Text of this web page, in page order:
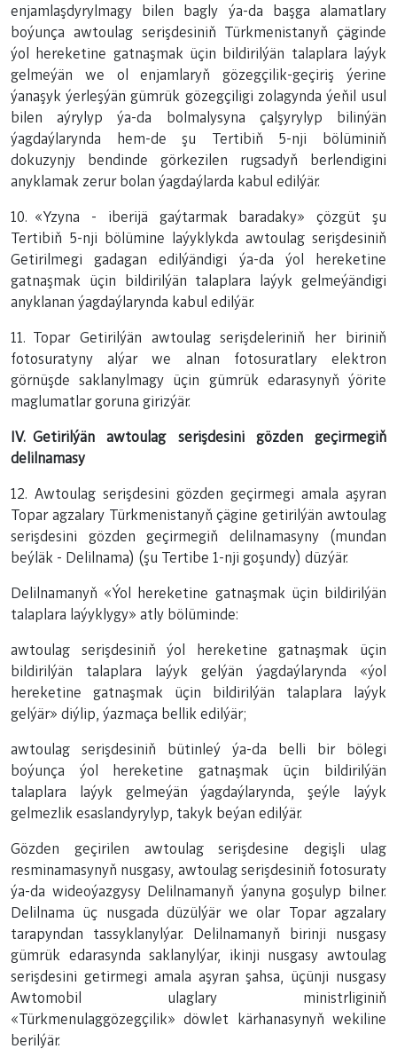
enjamlaşdyrylmagy bilen bagly ýa-da başga alamatlary
boýunça awtoulag serişdesiniň Türkmenistanyň çäginde
ýol hereketine gatnaşmak üçin bildirilýän talaplara laýyk
gelmeýän we ol enjamlaryň gözegçilik-geçiriş ýerine
ýanaşyk ýerleşýän gümrük gözegçiligi zolagynda ýeňil usul
bilen aýrylyp ýa-da bolmalysyna çalşyrylyp bilinýän
ýagdaýlarynda hem-de şu Tertibiň 5-nji bölüminiň
dokuzynjy bendinde görkezilen rugsadyň berlendigini
anyklamak zerur bolan ýagdaýlarda kabul edilýär.
10. «Yzyna - iberijä gaýtarmak baradaky» çözgüt şu
Tertibiň 5-nji bölümine laýyklykda awtoulag serişdesiniň
Getirilmegi gadagan edilýändigi ýa-da ýol hereketine
gatnaşmak üçin bildirilýän talaplara laýyk gelmeýändigi
anyklanan ýagdaýlarynda kabul edilýär.
11. Topar Getirilýän awtoulag serişdeleriniň her biriniň
fotosuratyny alýar we alnan fotosuratlary elektron
görnüşde saklanylmagy üçin gümrük edarasynyň ýörite
maglumatlar goruna girizýär.
IV. Getirilýän awtoulag serişdesini gözden geçirmegiň
delilnamasy
12. Awtoulag serişdesini gözden geçirmegi amala aşyran
Topar agzalary Türkmenistanyň çägine getirilýän awtoulag
serişdesini gözden geçirmegiň delilnamasyny (mundan
beýläk - Delilnama) (şu Tertibe 1-nji goşundy) düzýär.
Delilnamanyň «Ýol hereketine gatnaşmak üçin bildirilýän
talaplara laýyklygy» atly bölüminde:
awtoulag serişdesiniň ýol hereketine gatnaşmak üçin
bildirilýän talaplara laýyk gelýän ýagdaýlarynda «ýol
hereketine gatnaşmak üçin bildirilýän talaplara laýyk
gelýär» diýlip, ýazmaça bellik edilýär;
awtoulag serişdesiniň bütinleý ýa-da belli bir bölegi
boýunça ýol hereketine gatnaşmak üçin bildirilýän
talaplara laýyk gelmeýän ýagdaýlarynda, şeýle laýyk
gelmezlik esaslandyrylyp, takyk beýan edilýär.
Gözden geçirilen awtoulag serişdesine degişli ulag
resminamasynyň nusgasy, awtoulag serişdesiniň fotosuraty
ýa-da wideoýazgysy Delilnamanyň ýanyna goşulyp bilner.
Delilnama üç nusgada düzülýär we olar Topar agzalary
tarapyndan tassyklanylýar. Delilnamanyň birinji nusgasy
gümrük edarasynda saklanylýar, ikinji nusgasy awtoulag
serişdesini getirmegi amala aşyran şahsa, üçünji nusgasy
Awtomobil ulaglary ministrliginiň
«Türkmenulaggözegçilik» döwlet kärhanasynyň wekiline
berilýär.